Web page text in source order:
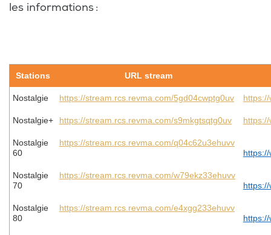
les informations :
Stations URL stream
Nostalgie https://stream.rcs.revma.com/5gd04cwptg0uv
Nostalgie+ https://stream.rcs.revma.com/s9mkgtsqtg0uv
Nostalgie
60
https://stream.rcs.revma.com/q04c62u3ehuvv
Nostalgie
70
https://stream.rcs.revma.com/w79ekz33ehuvv
Nostalgie
80
https://stream.rcs.revma.com/e4xgg233ehuvv